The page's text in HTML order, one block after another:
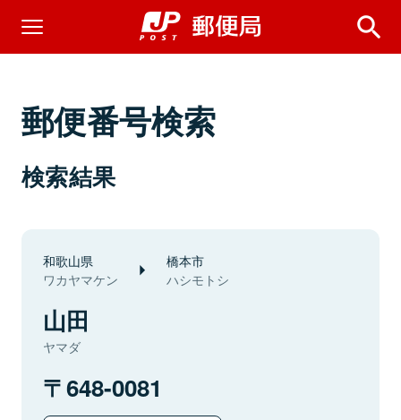
郵便番号検索
検索結果
和歌山県
ワカヤマケン
橋本市
ハシモトシ
山田
ヤマダ
648-0081